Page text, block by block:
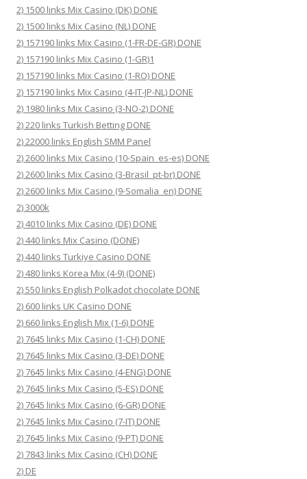
2) 1500 links Mix Casino (DK) DONE
2) 1500 links Mix Casino (NL) DONE
2) 157190 links Mix Casino (1-FR-DE-GR) DONE
2) 157190 links Mix Casino (1-GR)1
2) 157190 links Mix Casino (1-RO) DONE
2) 157190 links Mix Casino (4-IT-JP-NL) DONE
2) 1980 links Mix Casino (3-NO-2) DONE
2) 220 links Turkish Betting DONE
2) 22000 links English SMM Panel
2) 2600 links Mix Casino (10-Spain_es-es) DONE
2) 2600 links Mix Casino (3-Brasil_pt-br) DONE
2) 2600 links Mix Casino (9-Somalia_en) DONE
2) 3000k
2) 4010 links Mix Casino (DE) DONE
2) 440 links Mix Casino (DONE)
2) 440 links Turkiye Casino DONE
2) 480 links Korea Mix (4-9) (DONE)
2) 550 links English Polkadot chocolate DONE
2) 600 links UK Casino DONE
2) 660 links English Mix (1-6) DONE
2) 7645 links Mix Casino (1-CH) DONE
2) 7645 links Mix Casino (3-DE) DONE
2) 7645 links Mix Casino (4-ENG) DONE
2) 7645 links Mix Casino (5-ES) DONE
2) 7645 links Mix Casino (6-GR) DONE
2) 7645 links Mix Casino (7-IT) DONE
2) 7645 links Mix Casino (9-PT) DONE
2) 7843 links Mix Casino (CH) DONE
2) DE